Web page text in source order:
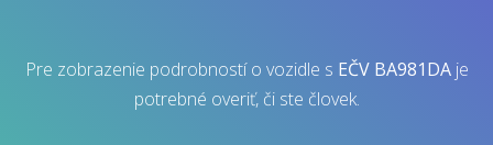
Pre zobrazenie podrobností o vozidle s EČV BA981DAje
potrebné overiť, či ste človek.